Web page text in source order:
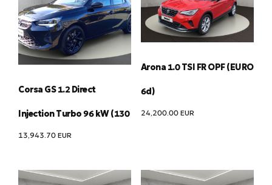
Corsa GS 1.2 Direct
Injection Turbo 96 kW (130
13,943.70 EUR
Arona 1.0 TSI FR OPF (EURO
6d)
24,200.00 EUR